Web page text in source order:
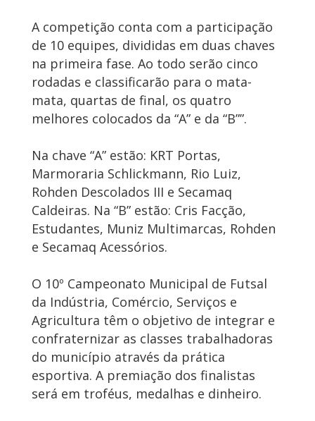
A competição conta com a participação
de 10 equipes, divididas em duas chaves
na primeira fase. Ao todo serão cinco
rodadas e classificarão para o mata-
mata, quartas de final, os quatro
melhores colocados da “A” e da “B””.
Na chave “A” estão: KRT Portas,
Marmoraria Schlickmann, Rio Luiz,
Rohden Descolados III e Secamaq
Caldeiras. Na “B” estão: Cris Facção,
Estudantes, Muniz Multimarcas, Rohden
e Secamaq Acessórios.
O 10º Campeonato Municipal de Futsal
da Indústria, Comércio, Serviços e
Agricultura têm o objetivo de integrar e
confraternizar as classes trabalhadoras
do município através da prática
esportiva. A premiação dos finalistas
será em troféus, medalhas e dinheiro.